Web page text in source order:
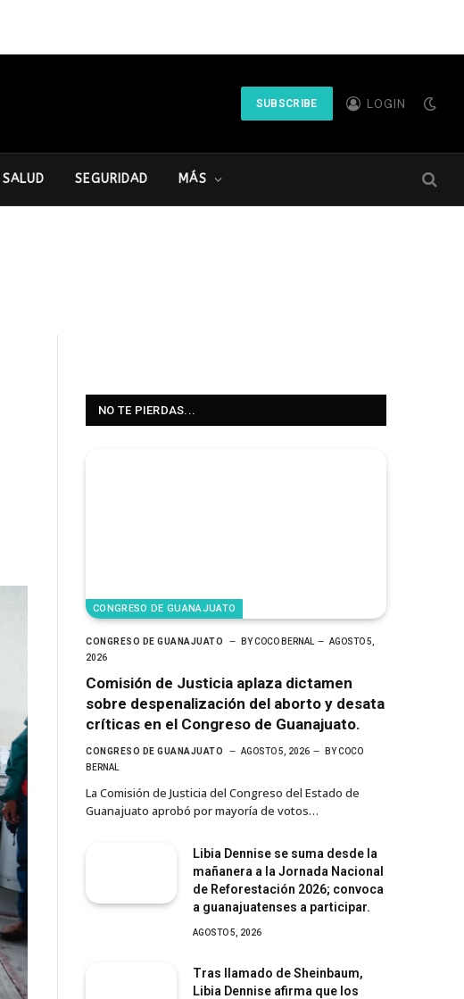
SUBSCRIBE LOGIN
SALUD SEGURIDAD MÁS
NO TE PIERDAS...
CONGRESO DE GUANAJUATO
CONGRESO DE GUANAJUATO BYCOCO BERNAL
AGOSTO 5,
2026
Comisión de Justicia aplaza dictamen
sobre despenalización del aborto y desata
críticas en el Congreso de Guanajuato.
CONGRESO DE GUANAJUATO AGOSTO 5, 2026 BYCOCO
BERNAL
La Comisión de Justicia del Congreso del Estado de
Guanajuato aprobó por mayoría de votos…
Libia Dennise se suma desde la
mañanera a la Jornada Nacional
de Reforestación 2026; convoca
a guanajuatenses a participar.
AGOSTO 5, 2026
Tras llamado de Sheinbaum,
Libia Dennise afirma que los